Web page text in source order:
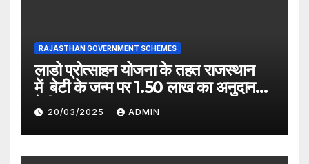
RAJASTHAN GOVERNMENT SCHEMES
लाडो प्रोत्साहन योजना के तहत राजस्थान
में बेटी के जन्म पर 1.50 लाख का अनुदान
देगी सरकार
20/03/2025 ADMIN